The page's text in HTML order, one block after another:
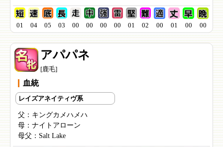
01 04 05 03 00 00 00 00 01 02 00 01 00 00
アパパネ
[鹿毛]
血統
レイズアネイティヴ系
父： キングカメハメハ
母： ナイトアローン
母父： Salt Lake